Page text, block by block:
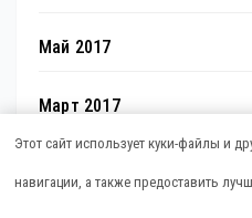
Май 2017
Март 2017
Этот сайт использует куки-файлы и
навигации, а также предоставить